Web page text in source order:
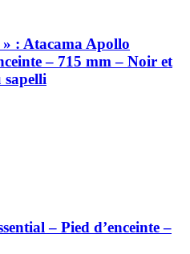
» : Atacama Apollo
– 715 mm – Noir et
sapelli
– Pied d’enceinte –